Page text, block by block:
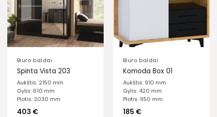
Biuro baldai
Spinta Vista 203
Aukštis: 2150 mm
Gylis: 610 mm
Plotis: 2030 mm
403 €
Biuro baldai
Komoda Box 01
Aukštis: 910 mm
Gylis: 420 mm
Plotis: 950 mm
185 €